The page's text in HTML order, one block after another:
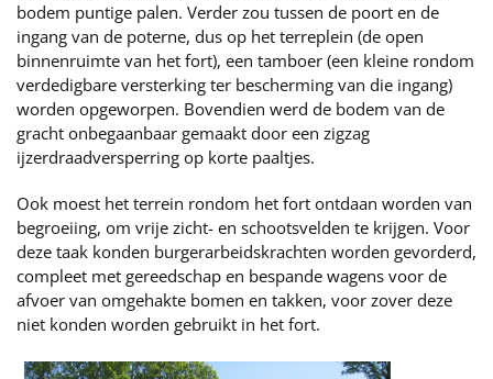
bodem puntige palen. Verder zou tussen de poort en de
ingang van de poterne, dus op het terreplein (de open
binnenruimte van het fort), een tamboer (een kleine rondom
verdedigbare versterking ter bescherming van die ingang)
worden opgeworpen. Bovendien werd de bodem van de
gracht onbegaanbaar gemaakt door een zigzag
ijzerdraadversperring op korte paaltjes.
Ook moest het terrein rondom het fort ontdaan worden van
begroeiing, om vrije zicht- en schootsvelden te krijgen. Voor
deze taak konden burgerarbeidskrachten worden gevorderd,
compleet met gereedschap en bespande wagens voor de
afvoer van omgehakte bomen en takken, voor zover deze
niet konden worden gebruikt in het fort.